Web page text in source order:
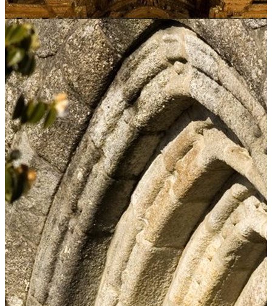
Conhecer
Locais
Eventos
Rota
Saber
Participar
Estatuto dos Profissionais da Área da Cultura
Plano Nacional das Artes
Mecenato Cultural
Apoiar a cultura através do seu IRS
Autorização de residência por Investimento
Criar
Apoios
Siga-nos
Contactos Organismos
Contacto Institucional
Quem Somos
Termos e Condições
Cofinanciado por: